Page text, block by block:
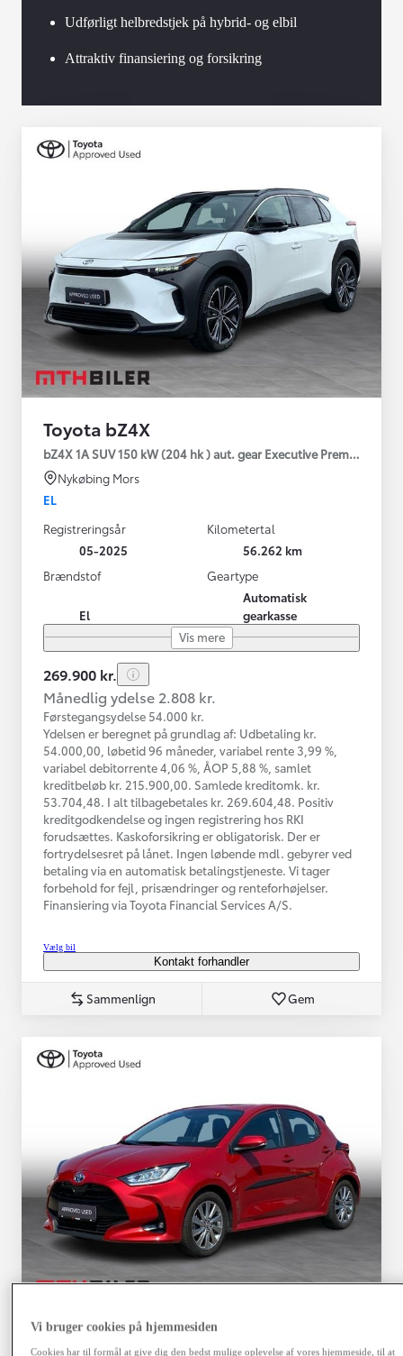
Udførligt helbredstjek på hybrid- og elbil
Attraktiv finansiering og forsikring
Toyota bZ4X
bZ4X 1A SUV 150 kW (204 hk ) aut. gear Executive Premium
Nykøbing Mors
EL
Registreringsår
05-2025
Kilometertal
56.262 km
Brændstof
El
Geartype
Automatisk
gearkasse
Vis mere
269.900 kr.
Månedlig ydelse 2.808 kr.
Førstegangsydelse 54.000 kr.
Ydelsen er beregnet på grundlag af: Udbetaling kr.
54.000,00, løbetid 96 måneder, variabel rente 3,99 %,
variabel debitorrente 4,06 %, ÅOP 5,88 %, samlet
kreditbeløb kr. 215.900,00. Samlede kreditomk. kr.
53.704,48. I alt tilbagebetales kr. 269.604,48. Positiv
kreditgodkendelse og ingen registrering hos RKI
forudsættes. Kaskoforsikring er obligatorisk. Der er
fortrydelsesret på lånet. Ingen løbende mdl. gebyrer ved
betaling via en automatisk betalingstjeneste. Vi tager
forbehold for fejl, prisændringer og renteforhøjelser.
Finansiering via Toyota Financial Services A/S.
Vælg bil
Kontakt forhandler
Sammenlign Gem
Toyota Yaris
Vi bruger cookies på hjemmesiden
Cookies har til formål at give dig den bedst mulige oplevelse af vores hjemmeside, til at